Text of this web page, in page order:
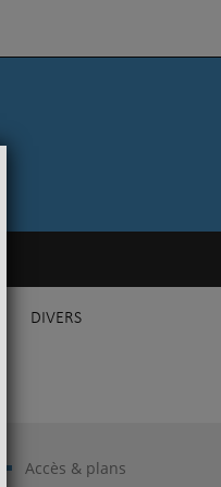
DIVERS
Accès & plans